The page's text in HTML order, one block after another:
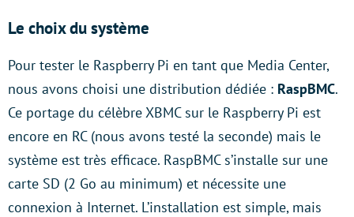
Le choix du système
Pour tester le Raspberry Pi en tant que Media Center,
nous avons choisi une distribution dédiée : RaspBMC.
Ce portage du célèbre XBMC sur le Raspberry Pi est
encore en RC (nous avons testé la seconde) mais le
système est très efficace. RaspBMC s’installe sur une
carte SD (2 Go au minimum) et nécessite une
connexion à Internet. L’installation est simple, mais